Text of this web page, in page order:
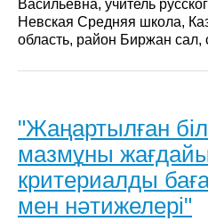
Васильевна, учитель
Невская Средняя школа,
область, район Биржан сал,
"Жаңартылған
мазмұны
критериалды
мен нәтижелері"